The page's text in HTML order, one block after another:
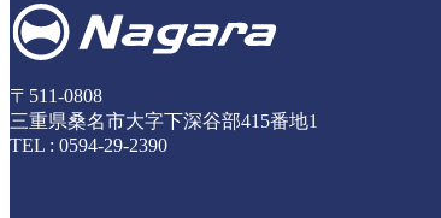
〒511-0808
三重県桑名市大字下深谷部415番地1
TEL : 0594-29-2390